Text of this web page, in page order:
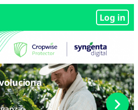
Log in